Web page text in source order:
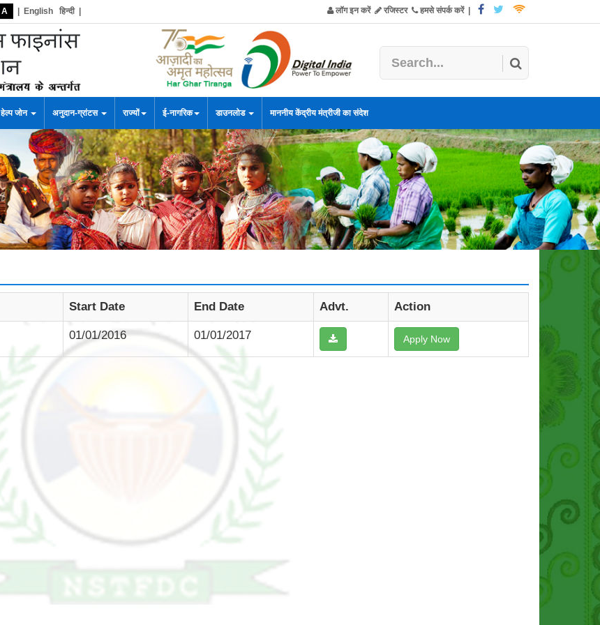
A English हिन्दी| लॉग इन करें रजिस्टर हमसे संपर्क करें|
हेल्प जोन अनुदान-ग्रांटस राज्यों ई-नागरिक डाउनलोड माननीय केंद्रीय मंत्रीजी का संदेश
Start Date End Date Advt. Action
01/01/2016 01/01/2017 Apply Now